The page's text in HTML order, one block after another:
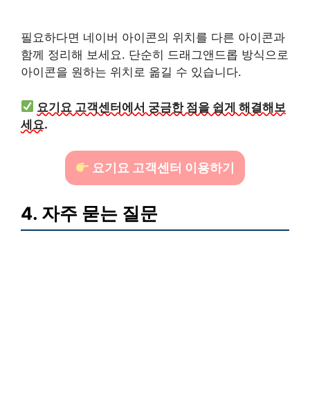
필요하다면 네이버 아이콘의 위치를 다른 아이콘과
함께 정리해 보세요. 단순히 드래그앤드롭 방식으로
아이콘을 원하는 위치로 옮길 수 있습니다.
요기요 고객센터에서 궁금한 점을 쉽게 해결해보
세요.
요기요 고객센터 이용하기
4. 자주 묻는 질문